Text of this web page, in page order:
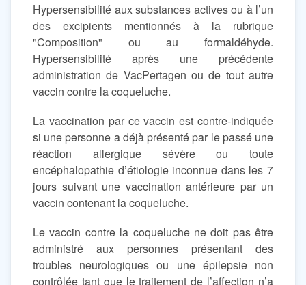
Hypersensibilité aux substances actives ou à l’un
des excipients mentionnés à la rubrique
"Composition" ou au formaldéhyde.
Hypersensibilité après une précédente
administration de VacPertagen ou de tout autre
vaccin contre la coqueluche.
La vaccination par ce vaccin est contre-indiquée
si une personne a déjà présenté par le passé une
réaction allergique sévère ou toute
encéphalopathie d’étiologie inconnue dans les 7
jours suivant une vaccination antérieure par un
vaccin contenant la coqueluche.
Le vaccin contre la coqueluche ne doit pas être
administré aux personnes présentant des
troubles neurologiques ou une épilepsie non
contrôlée tant que le traitement de l’affection n’a